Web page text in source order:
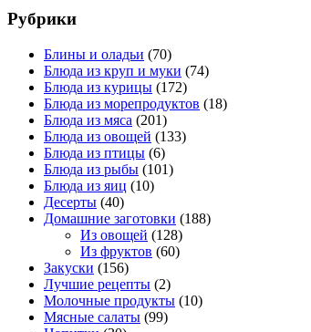
Рубрики
Блины и оладьи (70)
Блюда из круп и муки (74)
Блюда из курицы (172)
Блюда из морепродуктов (18)
Блюда из мяса (201)
Блюда из овощей (133)
Блюда из птицы (6)
Блюда из рыбы (101)
Блюда из яиц (10)
Десерты (40)
Домашние заготовки (188)
Из овощей (128)
Из фруктов (60)
Закуски (156)
Лучшие рецепты (2)
Молочные продукты (10)
Мясные салаты (99)